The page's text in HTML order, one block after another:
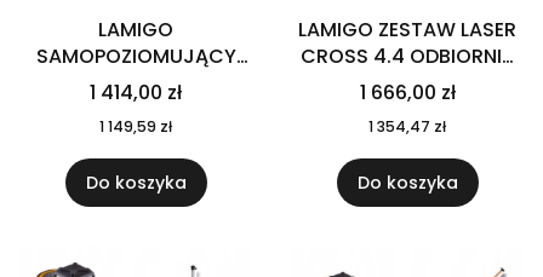
LAMIGO
SAMOPOZIOMUJĄCY
LASER LINIOWY CROSS
3D
1 414,00 zł
1 149,59 zł
Do koszyka
LAMIGO ZESTAW LASER
CROSS 4.4 ODBIORNIK
RC-9 KOLUMNA
ROZPOROWA KR-34
1 666,00 zł
1 354,47 zł
Do koszyka